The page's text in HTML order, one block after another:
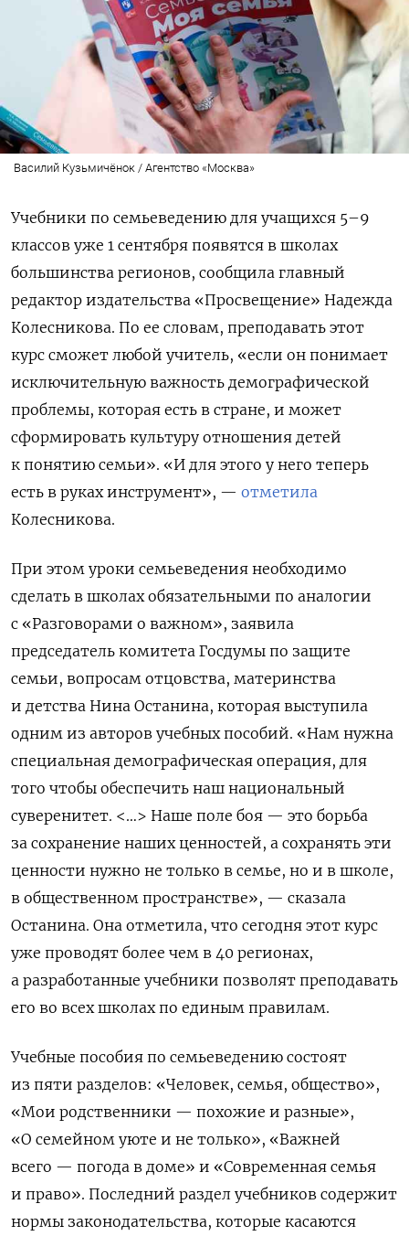
Василий Кузьмичёнок / Агентство «Москва»
Учебники по семьеведению для учащихся 5–9
классов уже 1 сентября появятся в школах
большинства регионов, сообщила главный
редактор издательства «Просвещение» Надежда
Колесникова. По ее словам, преподавать этот
курс сможет любой учитель, «если он понимает
исключительную важность демографической
проблемы, которая есть в стране, и может
сформировать культуру отношения детей
к понятию семьи». «И для этого у него теперь
есть в руках инструмент», — отметила
Колесникова.
При этом уроки семьеведения необходимо
сделать в школах обязательными по аналогии
с «Разговорами о важном», заявила
председатель комитета Госдумы по защите
семьи, вопросам отцовства, материнства
и детства Нина Останина, которая выступила
одним из авторов учебных пособий. «Нам нужна
специальная демографическая операция, для
того чтобы обеспечить наш национальный
суверенитет. <…> Наше поле боя — это борьба
за сохранение наших ценностей, а сохранять эти
ценности нужно не только в семье, но и в школе,
в общественном пространстве», — сказала
Останина. Она отметила, что сегодня этот курс
уже проводят более чем в 40 регионах,
а разработанные учебники позволят преподавать
его во всех школах по единым правилам.
Учебные пособия по семьеведению состоят
из пяти разделов: «Человек, семья, общество»,
«Мои родственники — похожие и разные»,
«О семейном уюте и не только», «Важней
всего — погода в доме» и «Современная семья
и право». Последний раздел учебников содержит
нормы законодательства, которые касаются